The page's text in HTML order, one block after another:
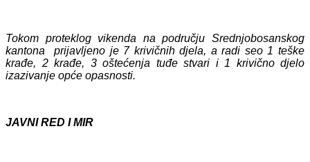
Tokom proteklog vikenda na području Srednjobosanskog
kantona prijavljeno je 7 krivičnih djela, a radi seo 1 teške
krađe, 2 krađe, 3 oštećenja tuđe stvari i 1 krivično djelo
izazivanje opće opasnosti.
JAVNI RED I MIR